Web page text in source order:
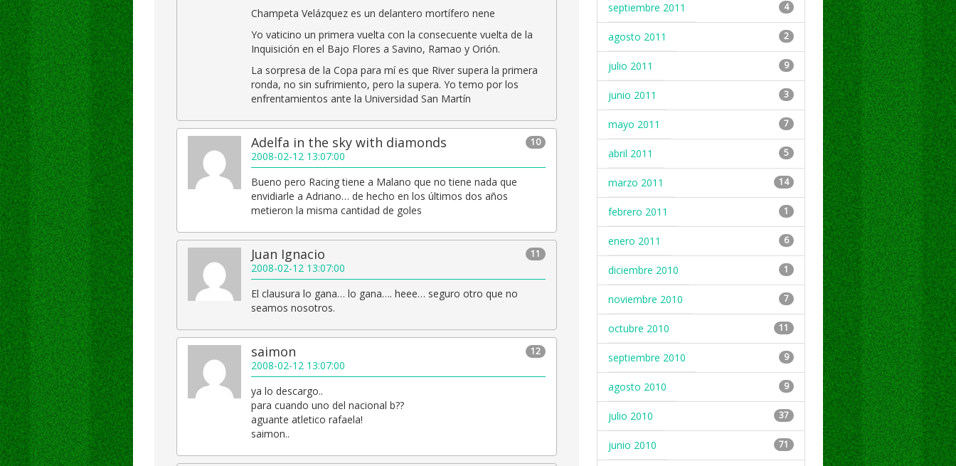
Champeta Velázquez es un delantero mortífero nene
Yo vaticino un primera vuelta con la consecuente vuelta de la
Inquisición en el Bajo Flores a Savino, Ramao y Orión.
La sorpresa de la Copa para mí es que River supera la primera
ronda, no sin sufrimiento, pero la supera. Yo temo por los
enfrentamientos ante la Universidad San Martín
10
Adelfa in the sky with diamonds
2008-02-12 13:07:00
Bueno pero Racing tiene a Malano que no tiene nada que
envidiarle a Adriano… de hecho en los últimos dos años
metieron la misma cantidad de goles
11
Juan Ignacio
2008-02-12 13:07:00
El clausura lo gana… lo gana…. heee… seguro otro que no
seamos nosotros.
12
saimon
2008-02-12 13:07:00
ya lo descargo..
para cuando uno del nacional b??
aguante atletico rafaela!
saimon..
septiembre 2011 4
agosto 2011 2
julio 2011 9
junio 2011 3
mayo 2011 7
abril 2011 5
marzo 2011 14
febrero 2011 1
enero 2011 6
diciembre 2010 1
noviembre 2010 7
octubre 2010 11
septiembre 2010 9
agosto 2010 9
julio 2010 37
junio 2010 71